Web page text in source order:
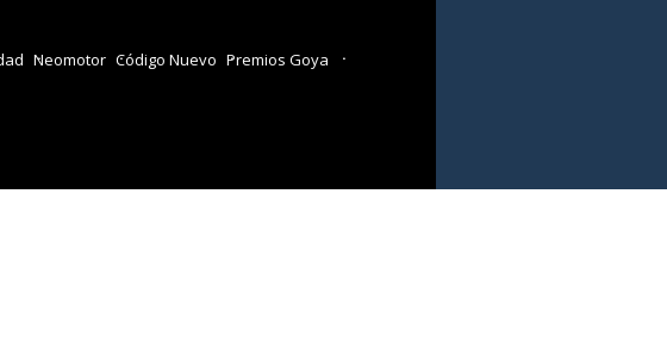
Neomotor Código Nuevo Premios Goya